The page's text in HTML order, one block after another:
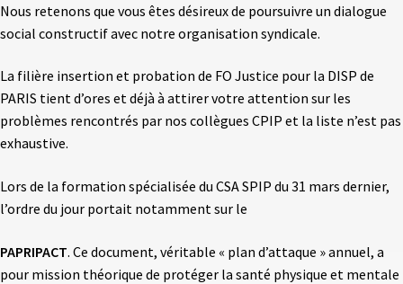
Nous retenons que vous êtes désireux de poursuivre un dialogue
social constructif avec notre organisation syndicale.
La filière insertion et probation de FO Justice pour la DISP de
PARIS tient d’ores et déjà à attirer votre attention sur les
problèmes rencontrés par nos collègues CPIP et la liste n’est pas
exhaustive.
Lors de la formation spécialisée du CSA SPIP du 31 mars dernier,
l’ordre du jour portait notamment sur le
PAPRIPACT. Ce document, véritable « plan d’attaque » annuel, a
pour mission théorique de protéger la santé physique et mentale